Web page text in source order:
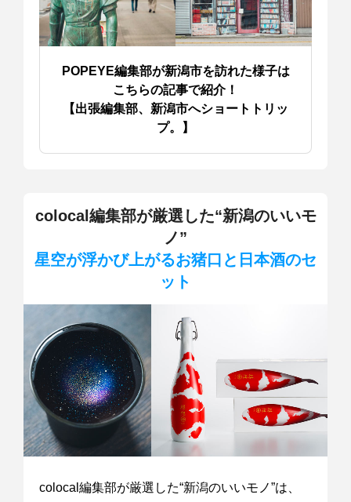
POPEYE編集部が新潟市を訪れた様子は
こちらの記事で紹介！
【出張編集部、 新潟市へショートトリッ
プ。】
colocal編集部が厳選した“新潟のいいモ
ノ”
星空が浮かび上がるお猪口と 日本酒のセ
ット
colocal編集部が厳選した“新潟のいいモノ”は、